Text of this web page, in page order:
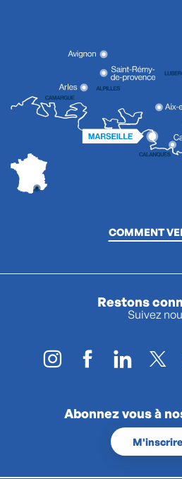
COMMENT
Restons
Suivez
Abonnez vous à
M'inscrire